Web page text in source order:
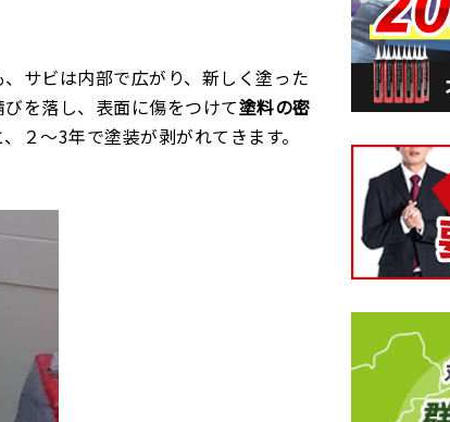
サビは内部で広がり、新しく塗った
を落し、表面に傷をつけて塗料の密
２～3年で塗装が剥がれてきます。